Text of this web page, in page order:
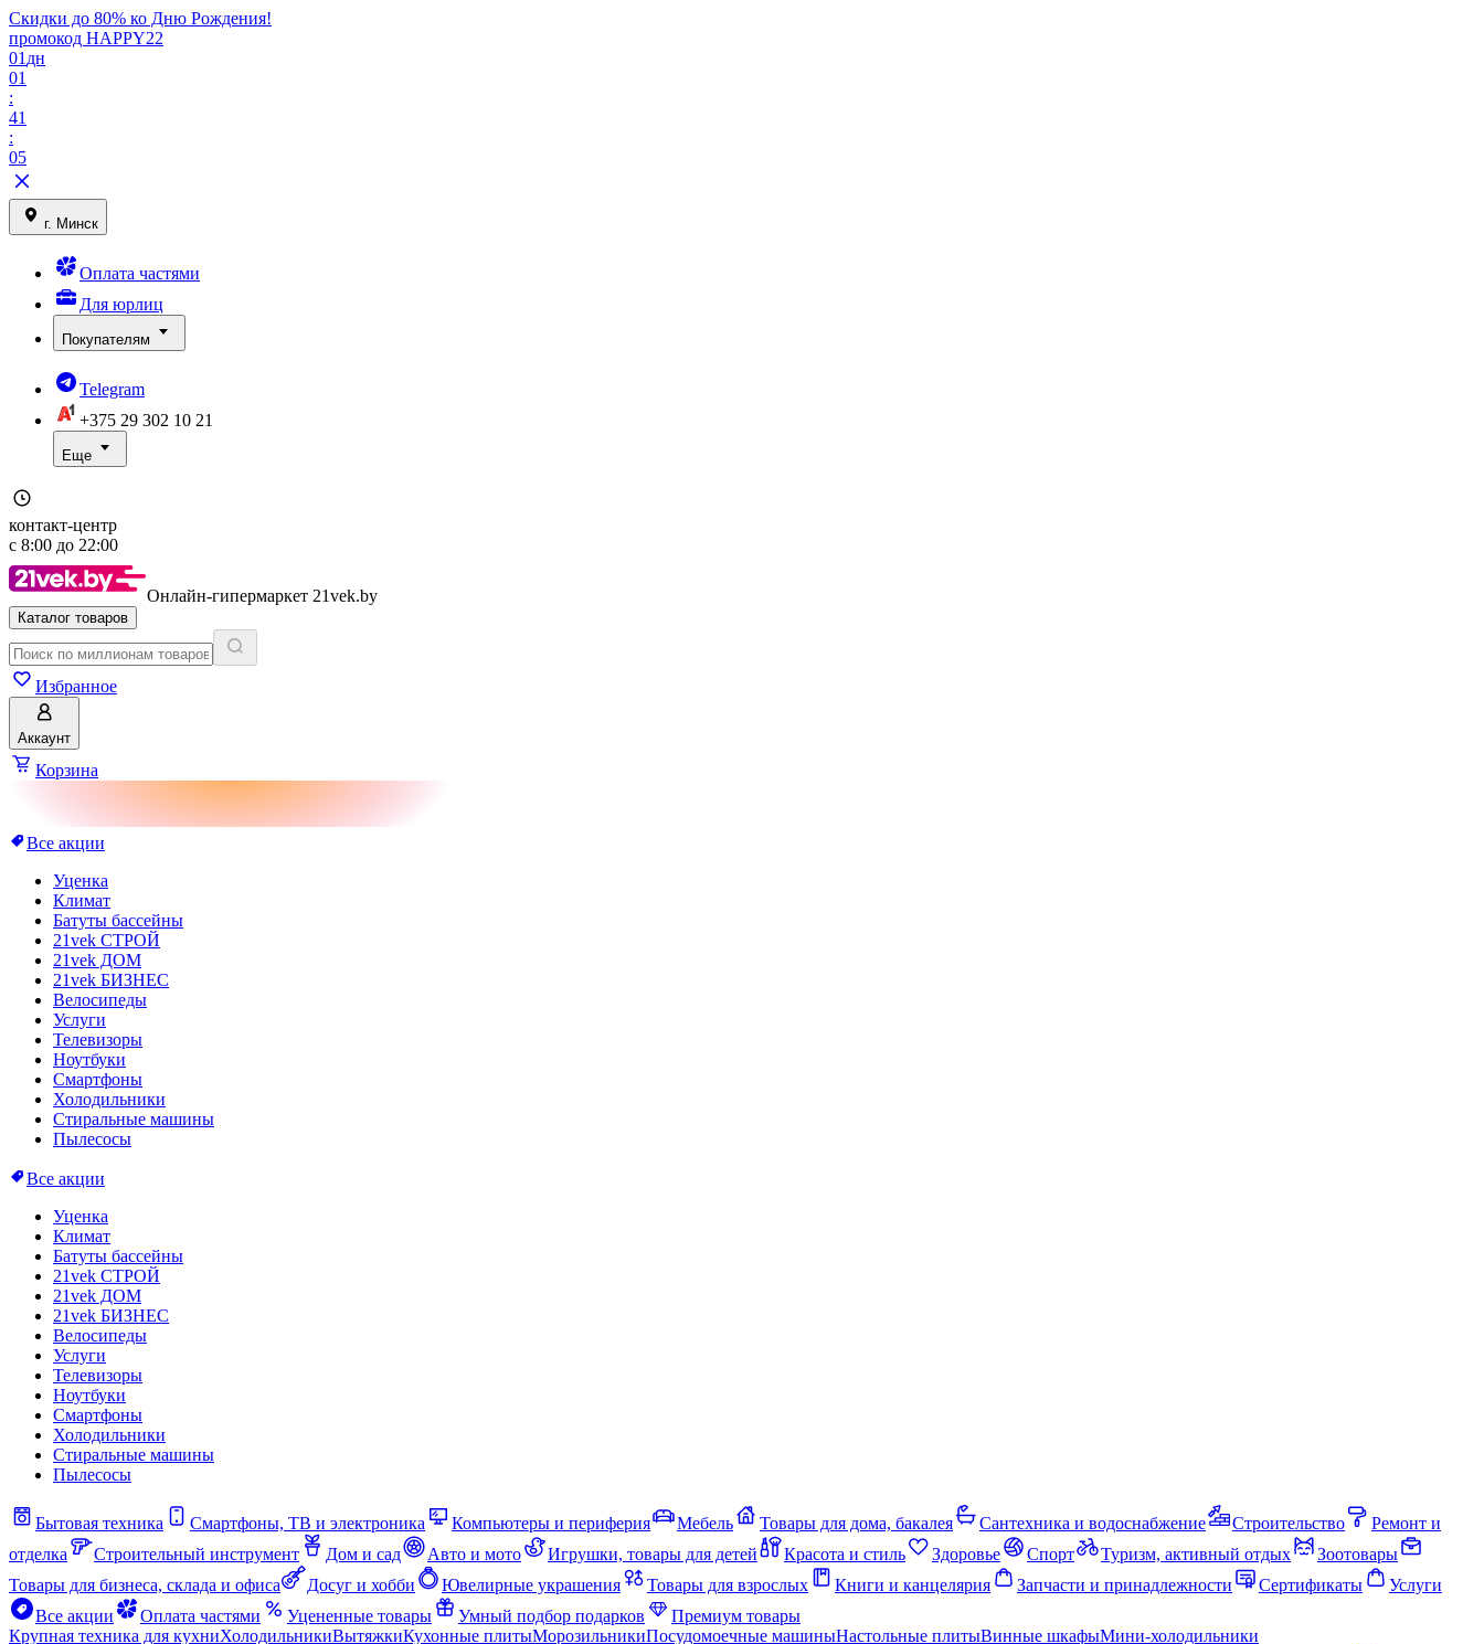
Скидки до 80% ко Дню Рождения!
промокод HAPPY22
01 дн
01
:
41
:
05
г. Минск
Оплата частями
Для юрлиц
Покупателям
Telegram
+375 29 302 10 21
Еще
контакт-центр
с 8:00 до 22:00
Онлайн-гипермаркет 21vek.by
Каталог товаров
Избранное
Аккаунт
Корзина
Все акции
Уценка
Климат
Батуты бассейны
21vek СТРОЙ
21vek ДОМ
21vek БИЗНЕС
Велосипеды
Услуги
Телевизоры
Ноутбуки
Смартфоны
Холодильники
Стиральные машины
Пылесосы
Все акции
Уценка
Климат
Батуты бассейны
21vek СТРОЙ
21vek ДОМ
21vek БИЗНЕС
Велосипеды
Услуги
Телевизоры
Ноутбуки
Смартфоны
Холодильники
Стиральные машины
Пылесосы
Бытовая техника Смартфоны, ТВ и электроника Компьютеры и периферия Мебель Товары для дома, бакалея Сантехника и водоснабжение Строительство
Ремонт и
отделка
Строительный инструмент Дом и сад Авто и мото Игрушки, товары для детей Красота и стиль Здоровье Спорт Туризм, активный отдых
Зоотовары
Товары для бизнеса, склада и офиса
Досуг и хобби Ювелирные украшения Товары для взрослых Книги и канцелярия Запчасти и принадлежности Сертификаты
Услуги
Все акции
Оплата частями Уцененные товары Умный подбор подарков
Премиум товары
Крупная техника для кухниХолодильникиВытяжкиКухонные плитыМорозильникиПосудомоечные машиныНастольные плитыВинные шкафыМини-холодильники